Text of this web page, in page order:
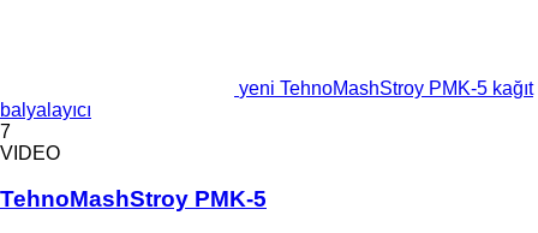
yeni TehnoMashStroy PMK-5 kağıt
balyalayıcı
7
VIDEO
TehnoMashStroy PMK-5